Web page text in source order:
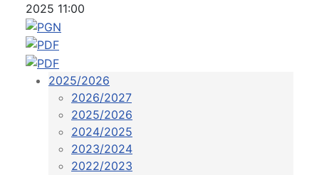
2025 11:00
2025/2026
2026/2027
2025/2026
2024/2025
2023/2024
2022/2023